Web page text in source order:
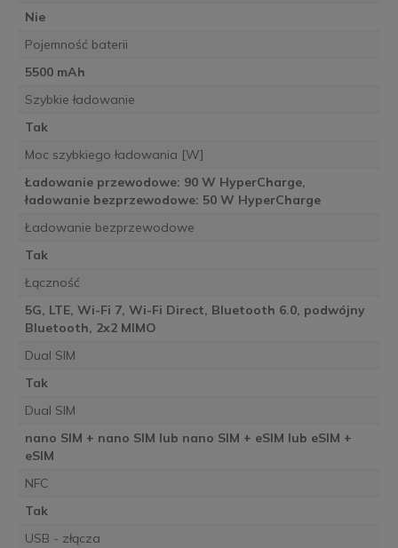
Nie
Pojemność baterii
5500 mAh
Szybkie ładowanie
Tak
Moc szybkiego ładowania [W]
Ładowanie przewodowe: 90 W HyperCharge,
ładowanie bezprzewodowe: 50 W HyperCharge
Ładowanie bezprzewodowe
Tak
Łączność
5G, LTE, Wi-Fi 7, Wi-Fi Direct, Bluetooth 6.0, podwójny
Bluetooth, 2x2 MIMO
Dual SIM
Tak
Dual SIM
nano SIM + nano SIM lub nano SIM + eSIM lub eSIM +
eSIM
NFC
Tak
USB - złącza